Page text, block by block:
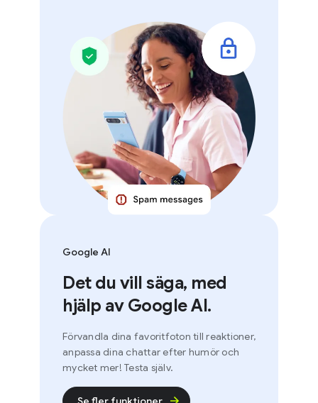
Google AI
Det du vill säga, med
hjälp av Google AI.
Förvandla dina favoritfoton till reaktioner,
anpassa dina chattar efter humör och
mycket mer! Testa själv.